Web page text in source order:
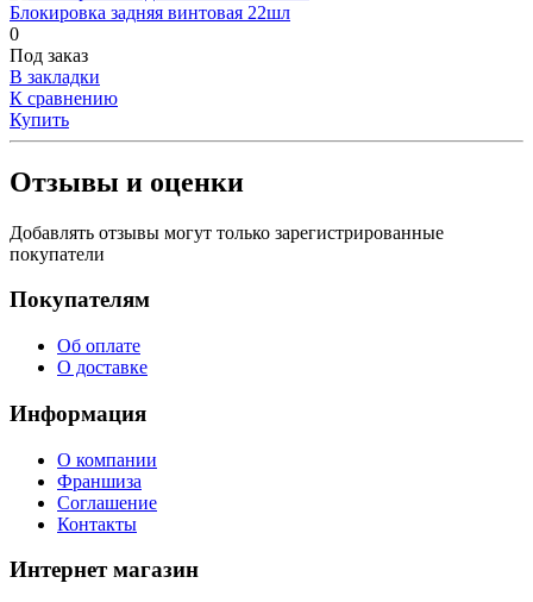
Блокировка задняя винтовая 22шл
0
Под заказ
В закладки
К сравнению
Купить
Отзывы и оценки
Добавлять отзывы могут только зарегистрированные
покупатели
Покупателям
Об оплате
О доставке
Информация
О компании
Франшиза
Соглашение
Контакты
Интернет магазин